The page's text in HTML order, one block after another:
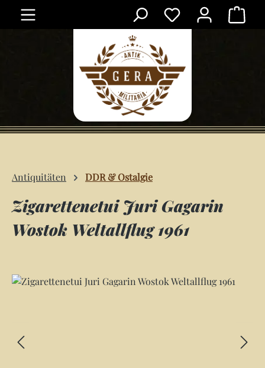
Zum Hauptinhalt springen
Antiquitäten DDR & Ostalgie
Zigarettenetui Juri Gagarin
Wostok Weltallflug 1961
Bildergalerie überspringen